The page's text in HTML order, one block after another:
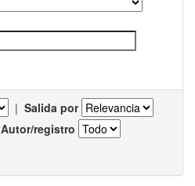
| Salida por
Autor/registro